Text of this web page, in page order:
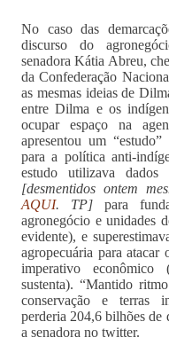
No caso das
discurso do
senadora Kátia Abreu,
da Confederação
as mesmas ideias de
entre Dilma e os
ocupar espaço na
apresentou um
para a política anti-
estudo utilizava
[desmentidos ontem
AQUI. TP] para
agronegócio e unidades
evidente), e
agropecuária para
imperativo
sustenta). “Mantido
conservação e terras
perderia 204,6 bilhões de
a senadora no twitter.